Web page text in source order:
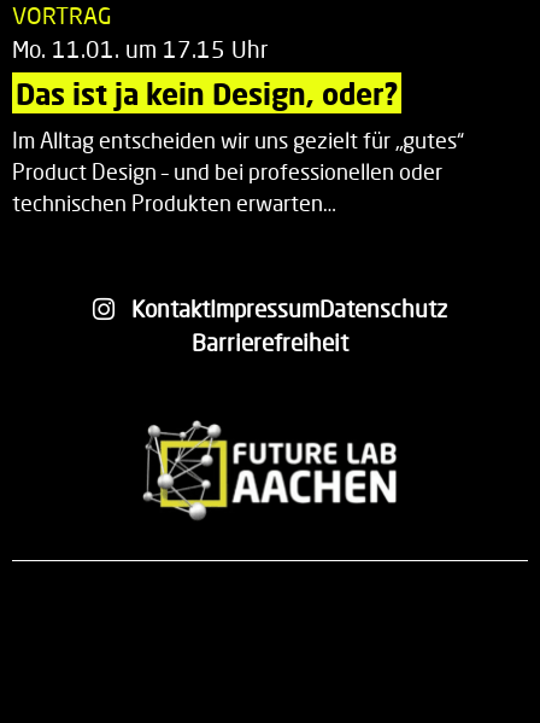
VORTRAG
Mo. 11.01. um 17.15 Uhr
Das ist ja kein Design, oder?
Im Alltag entscheiden wir uns gezielt für „gutes“
Product Design – und bei professionellen oder
technischen Produkten erwarten…
KontaktImpressumDatenschutz
Barrierefreiheit